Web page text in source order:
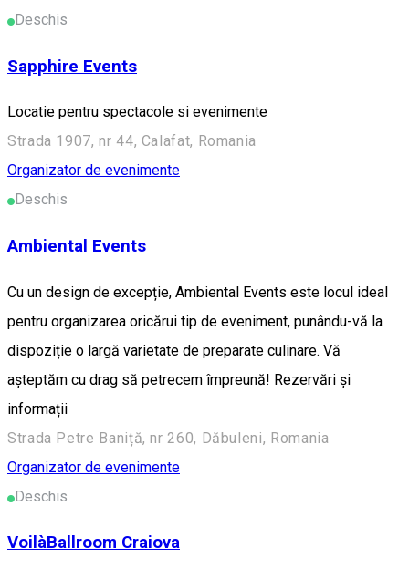
Deschis
Sapphire Events
Locatie pentru spectacole si evenimente
Strada 1907, nr 44, Calafat, Romania
Organizator de evenimente
Deschis
Ambiental Events
Cu un design de excepție, Ambiental Events este locul ideal
pentru organizarea oricărui tip de eveniment, punându-vă la
dispoziție o largă varietate de preparate culinare. Vă
așteptăm cu drag să petrecem împreună! Rezervări și
informații
Strada Petre Baniță, nr 260, Dăbuleni, Romania
Organizator de evenimente
Deschis
VoilàBallroom Craiova